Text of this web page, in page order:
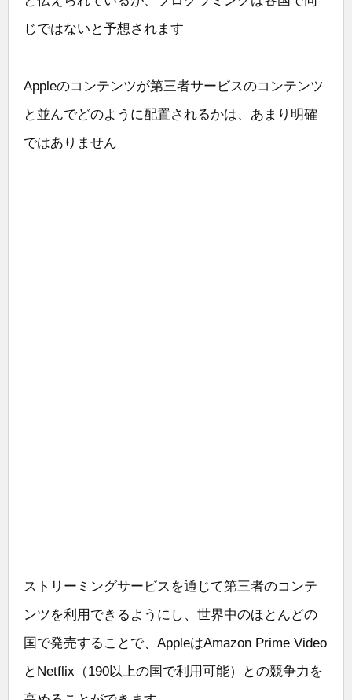
じではないと予想されます
Appleのコンテンツが第三者サービスのコンテンツ
と並んでどのように配置されるかは、あまり明確
ではありません
ストリーミングサービスを通じて第三者のコンテ
ンツを利用できるようにし、世界中のほとんどの
国で発売することで、AppleはAmazon Prime Video
とNetflix（190以上の国で利用可能）との競争力を